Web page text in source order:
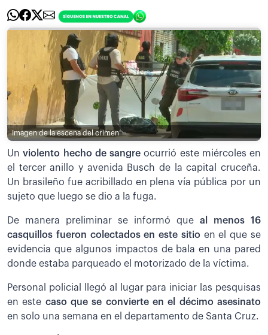
Imagen de la escena del crimen
Unviolento hecho de sangreocurrió este miércoles en
el tercer anillo y avenida Busch de la capital cruceña.
Un brasileño fue acribillado en plena vía pública por un
sujeto que luego se dio a la fuga.
De manera preliminar se informó que al menos 16
casquillos fueron colectados en este sitioen el que se
evidencia que algunos impactos de bala en una pared
donde estaba parqueado el motorizado de la víctima.
Personal policial llegó al lugar para iniciar las pesquisas
en este caso que se convierte en el décimo asesinato
en solo una semana en el departamento de Santa Cruz.